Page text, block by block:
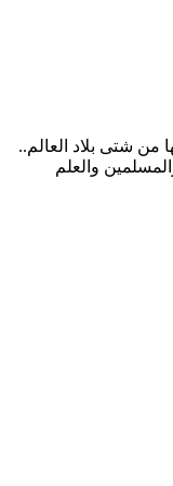
من شتى بلاد العالم..
والعلم